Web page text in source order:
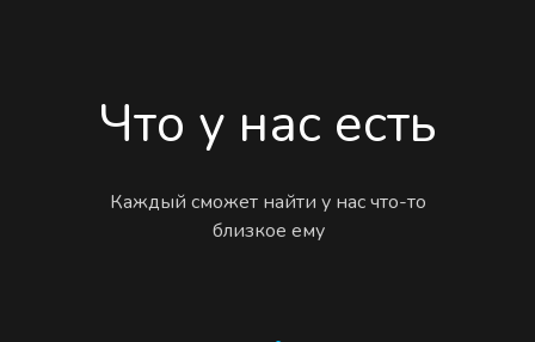
Что у нас есть
Каждый сможет найти у нас что-то
близкое ему